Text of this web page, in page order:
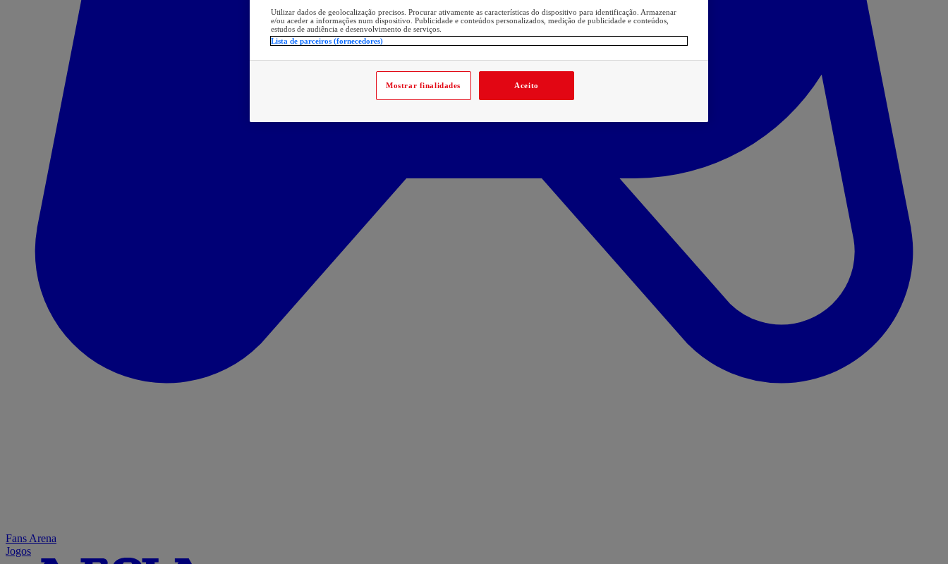
Fans Arena
Jogos
Utilizar dados de geolocalização precisos. Procurar ativamente as características do dispositivo para identificação. Armazenar
e/ou aceder a informações num dispositivo. Publicidade e conteúdos personalizados, medição de publicidade e conteúdos,
estudos de audiência e desenvolvimento de serviços.
Lista de parceiros (fornecedores)
Mostrar finalidades Aceito